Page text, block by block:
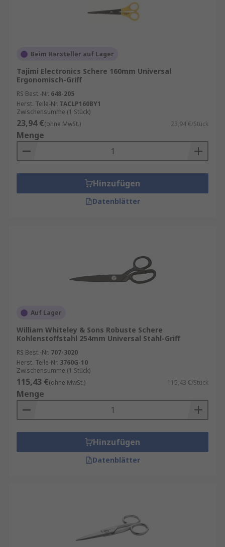
Beim Hersteller auf Lager
Tajimi Electronics Schere 160mm Universal
Ergonomisch-Griff
RS Best.-Nr. 648-205
Herst. Teile-Nr. TACLP160BY1
Zwischensumme (1 Stück)
23,94 €(ohne MwSt.) 23,94 €/Stück
Menge
Hinzufügen
Datenblätter
Auf Lager
William Whiteley & Sons Robuste Schere
Kohlenstoffstahl 254mm Universal Stahl-Griff
RS Best.-Nr. 707-3020
Herst. Teile-Nr. 3760G-10
Zwischensumme (1 Stück)
115,43 €(ohne MwSt.) 115,43 €/Stück
Menge
Hinzufügen
Datenblätter